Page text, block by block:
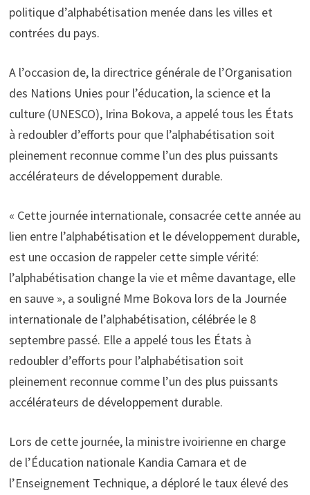
politique d’alphabétisation menée dans les villes et
contrées du pays.
A l’occasion de, la directrice générale de l’Organisation
des Nations Unies pour l’éducation, la science et la
culture (UNESCO), Irina Bokova, a appelé tous les États
à redoubler d’efforts pour que l’alphabétisation soit
pleinement reconnue comme l’un des plus puissants
accélérateurs de développement durable.
« Cette journée internationale, consacrée cette année au
lien entre l’alphabétisation et le développement durable,
est une occasion de rappeler cette simple vérité:
l’alphabétisation change la vie et même davantage, elle
en sauve », a souligné Mme Bokova lors de la Journée
internationale de l’alphabétisation, célébrée le 8
septembre passé. Elle a appelé tous les États à
redoubler d’efforts pour l’alphabétisation soit
pleinement reconnue comme l’un des plus puissants
accélérateurs de développement durable.
Lors de cette journée, la ministre ivoirienne en charge
de l’Éducation nationale Kandia Camara et de
l’Enseignement Technique, a déploré le taux élevé des